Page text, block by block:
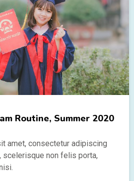
Routine, Summer 2020
amet, consectetur adipiscing
scelerisque non felis porta,